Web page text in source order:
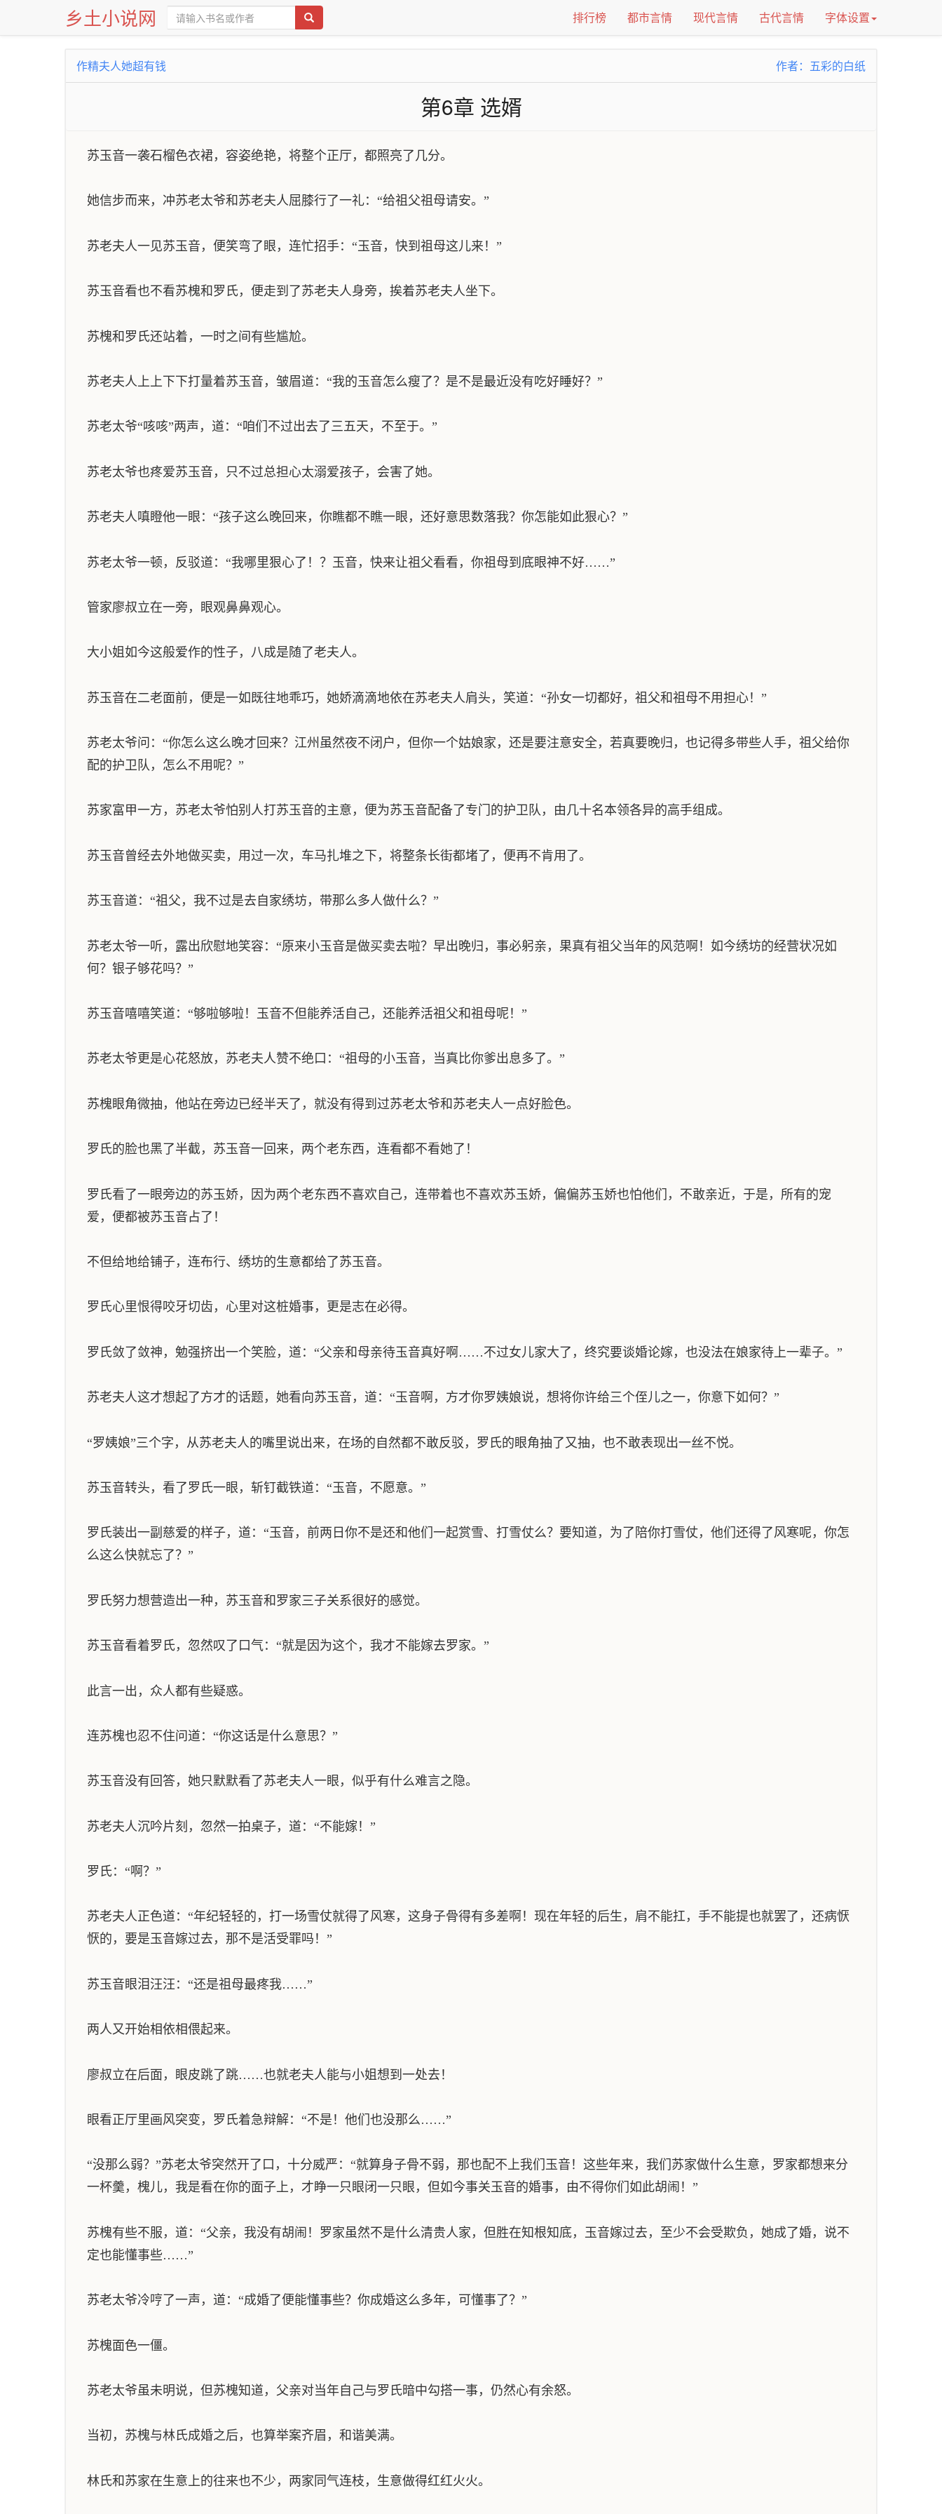
乡土小说网 排行榜 都市言情 现代言情 古代言情 字体设置
作精夫人她超有钱 作者：五彩的白纸
第6章 选婿
苏玉音一袭石榴色衣裙，容姿绝艳，将整个正厅，都照亮了几分。
她信步而来，冲苏老太爷和苏老夫人屈膝行了一礼：“给祖父祖母请安。”
苏老夫人一见苏玉音，便笑弯了眼，连忙招手：“玉音，快到祖母这儿来！”
苏玉音看也不看苏槐和罗氏，便走到了苏老夫人身旁，挨着苏老夫人坐下。
苏槐和罗氏还站着，一时之间有些尴尬。
苏老夫人上上下下打量着苏玉音，皱眉道：“我的玉音怎么瘦了？是不是最近没有吃好睡好？”
苏老太爷“咳咳”两声，道：“咱们不过出去了三五天，不至于。”
苏老太爷也疼爱苏玉音，只不过总担心太溺爱孩子，会害了她。
苏老夫人嗔瞪他一眼：“孩子这么晚回来，你瞧都不瞧一眼，还好意思数落我？你怎能如此狠心？”
苏老太爷一顿，反驳道：“我哪里狠心了！？玉音，快来让祖父看看，你祖母到底眼神不好……”
管家廖叔立在一旁，眼观鼻鼻观心。
大小姐如今这般爱作的性子，八成是随了老夫人。
苏玉音在二老面前，便是一如既往地乖巧，她娇滴滴地依在苏老夫人肩头，笑道：“孙女一切都好，祖父和祖母不用担心！”
苏老太爷问：“你怎么这么晚才回来？江州虽然夜不闭户，但你一个姑娘家，还是要注意安全，若真要晚归，也记得多带些人手，祖父给你
配的护卫队，怎么不用呢？”
苏家富甲一方，苏老太爷怕别人打苏玉音的主意，便为苏玉音配备了专门的护卫队，由几十名本领各异的高手组成。
苏玉音曾经去外地做买卖，用过一次，车马扎堆之下，将整条长街都堵了，便再不肯用了。
苏玉音道：“祖父，我不过是去自家绣坊，带那么多人做什么？”
苏老太爷一听，露出欣慰地笑容：“原来小玉音是做买卖去啦？早出晚归，事必躬亲，果真有祖父当年的风范啊！如今绣坊的经营状况如
何？银子够花吗？”
苏玉音嘻嘻笑道：“够啦够啦！玉音不但能养活自己，还能养活祖父和祖母呢！”
苏老太爷更是心花怒放，苏老夫人赞不绝口：“祖母的小玉音，当真比你爹出息多了。”
苏槐眼角微抽，他站在旁边已经半天了，就没有得到过苏老太爷和苏老夫人一点好脸色。
罗氏的脸也黑了半截，苏玉音一回来，两个老东西，连看都不看她了！
罗氏看了一眼旁边的苏玉娇，因为两个老东西不喜欢自己，连带着也不喜欢苏玉娇，偏偏苏玉娇也怕他们，不敢亲近，于是，所有的宠
爱，便都被苏玉音占了！
不但给地给铺子，连布行、绣坊的生意都给了苏玉音。
罗氏心里恨得咬牙切齿，心里对这桩婚事，更是志在必得。
罗氏敛了敛神，勉强挤出一个笑脸，道：“父亲和母亲待玉音真好啊……不过女儿家大了，终究要谈婚论嫁，也没法在娘家待上一辈子。”
苏老夫人这才想起了方才的话题，她看向苏玉音，道：“玉音啊，方才你罗姨娘说，想将你许给三个侄儿之一，你意下如何？”
“罗姨娘”三个字，从苏老夫人的嘴里说出来，在场的自然都不敢反驳，罗氏的眼角抽了又抽，也不敢表现出一丝不悦。
苏玉音转头，看了罗氏一眼，斩钉截铁道：“玉音，不愿意。”
罗氏装出一副慈爱的样子，道：“玉音，前两日你不是还和他们一起赏雪、打雪仗么？要知道，为了陪你打雪仗，他们还得了风寒呢，你怎
么这么快就忘了？”
罗氏努力想营造出一种，苏玉音和罗家三子关系很好的感觉。
苏玉音看着罗氏，忽然叹了口气：“就是因为这个，我才不能嫁去罗家。”
此言一出，众人都有些疑惑。
连苏槐也忍不住问道：“你这话是什么意思？”
苏玉音没有回答，她只默默看了苏老夫人一眼，似乎有什么难言之隐。
苏老夫人沉吟片刻，忽然一拍桌子，道：“不能嫁！”
罗氏：“啊？”
苏老夫人正色道：“年纪轻轻的，打一场雪仗就得了风寒，这身子骨得有多差啊！现在年轻的后生，肩不能扛，手不能提也就罢了，还病恹
恹的，要是玉音嫁过去，那不是活受罪吗！”
苏玉音眼泪汪汪：“还是祖母最疼我……”
两人又开始相依相偎起来。
廖叔立在后面，眼皮跳了跳……也就老夫人能与小姐想到一处去！
眼看正厅里画风突变，罗氏着急辩解：“不是！他们也没那么……”
“没那么弱？”苏老太爷突然开了口，十分威严：“就算身子骨不弱，那也配不上我们玉音！这些年来，我们苏家做什么生意，罗家都想来分
一杯羹，槐儿，我是看在你的面子上，才睁一只眼闭一只眼，但如今事关玉音的婚事，由不得你们如此胡闹！”
苏槐有些不服，道：“父亲，我没有胡闹！罗家虽然不是什么清贵人家，但胜在知根知底，玉音嫁过去，至少不会受欺负，她成了婚，说不
定也能懂事些……”
苏老太爷冷哼了一声，道：“成婚了便能懂事些？你成婚这么多年，可懂事了？”
苏槐面色一僵。
苏老太爷虽未明说，但苏槐知道，父亲对当年自己与罗氏暗中勾搭一事，仍然心有余怒。
当初，苏槐与林氏成婚之后，也算举案齐眉，和谐美满。
林氏和苏家在生意上的往来也不少，两家同气连枝，生意做得红红火火。